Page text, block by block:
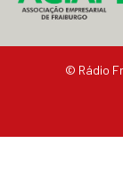
© Rádio